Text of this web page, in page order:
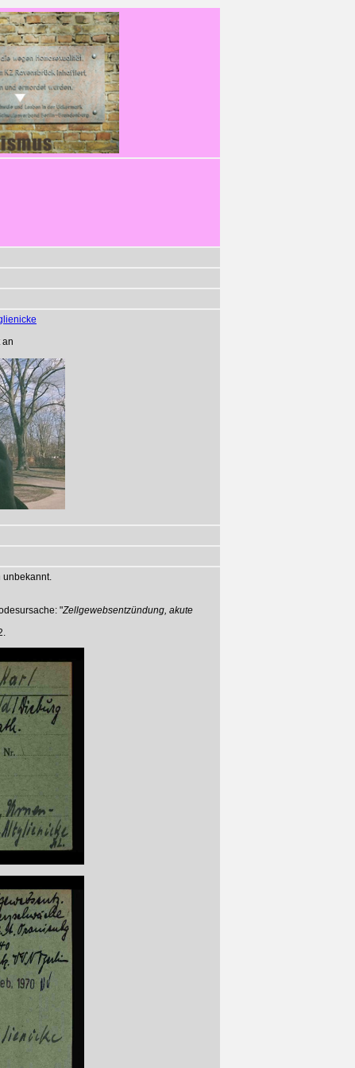
an
unbekannt.
"Zellgewebsentzündung, akute